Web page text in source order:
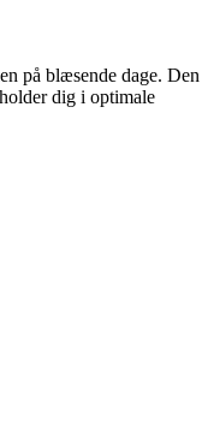
på blæsende dage. Den
dig i optimale